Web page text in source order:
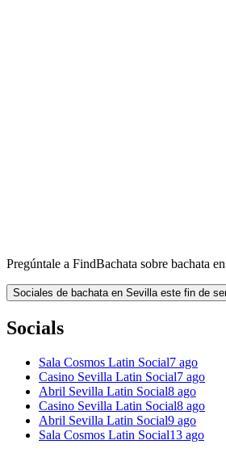
Pregúntale a FindBachata sobre bachata
Sociales de bachata en Sevilla este fin de
Socials
Sala Cosmos Latin Social7 ago
Casino Sevilla Latin Social7 ago
Abril Sevilla Latin Social8 ago
Casino Sevilla Latin Social8 ago
Abril Sevilla Latin Social9 ago
Sala Cosmos Latin Social13 ago